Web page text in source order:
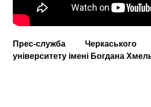
Прес-служба Черкаського
університету імені Богдана